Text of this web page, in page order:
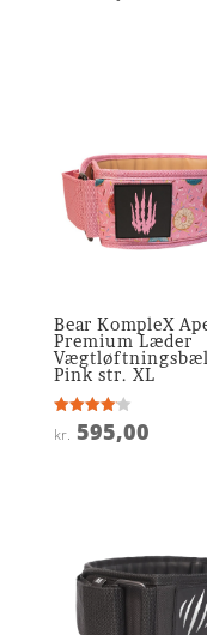
Bear KompleX
Premium Læder
Pink str. XL
Vurderet
4.1
kr. 595,00